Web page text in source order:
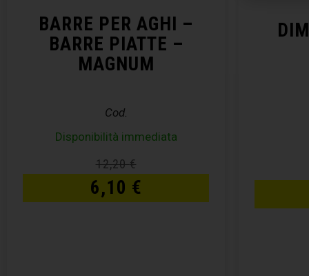
BARRE PER AGHI –
BARRE PIATTE –
MAGNUM
Cod.
Disponibilità immediata
12,20€
6,10 €